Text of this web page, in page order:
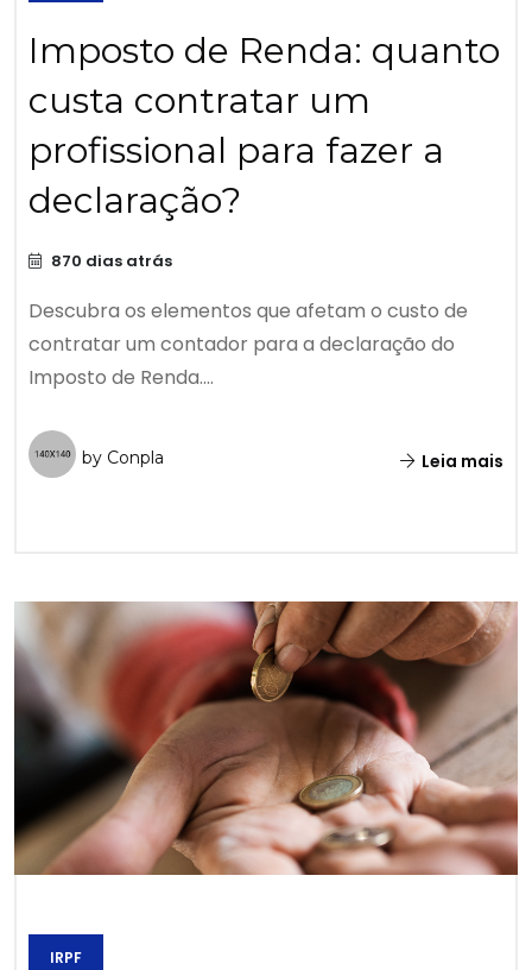
Imposto de Renda: quanto
custa contratar um
profissional para fazer a
declaração?
870 dias atrás
Descubra os elementos que afetam o custo de
contratar um contador para a declaração do
Imposto de Renda....
by Conpla Leia mais
IRPF